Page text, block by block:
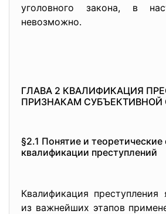
уголовного закона, в
невозможно.
ГЛАВА 2 КВАЛИФИКАЦИЯ
ПРИЗНАКАМ
§2.1 Понятие и
квалификации преступлений
Квалификация преступления
из важнейших этапов